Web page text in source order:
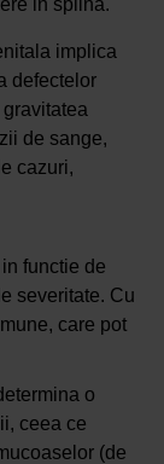
implica
defectelor
de sange,
cazuri,
functie de
severitate. Cu
care pot
o
ceea ce
(de